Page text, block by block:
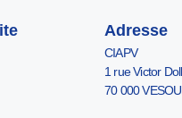
Adresse
CIAPV
1 rue Victor
70 000